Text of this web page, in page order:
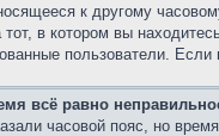
к другому
в котором вы
пользователи.
всё равно
часовой пояс, но